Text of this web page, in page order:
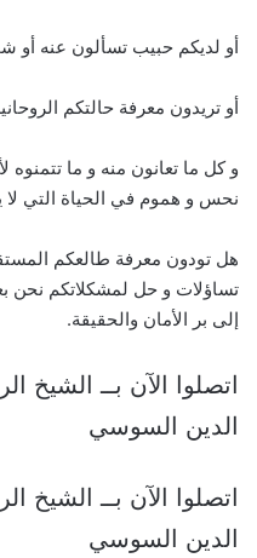
أو لديكم حبيب تسألون عنه
أو تريدون معرفة حالتكم
و كل ما تعانون منه و ما
نحس و هموم في الحياة التي لا
هل تودون معرفة طالعكم
تساؤلات و حل لمشكلاتكم نحن
إلى بر الأمان والحقيقة.
اتصلوا الآن بــ الشيخ
الدين السوسي
اتصلوا الآن بــ الشيخ
الدين السوسي